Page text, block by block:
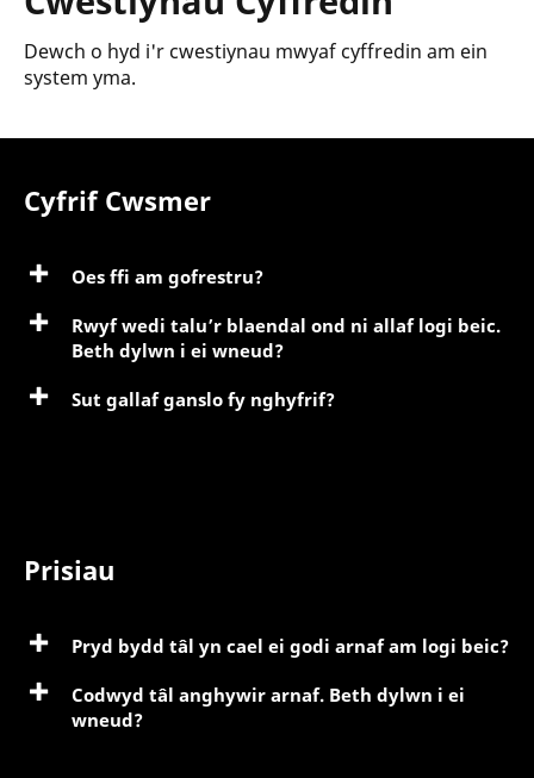
Dewch o hyd i'r cwestiynau mwyaf cyffredin am ein
system yma.
Cyfrif Cwsmer
Oes ffi am gofrestru?
Rwyf wedi talu’r blaendal ond ni allaf logi beic.
Beth dylwn i ei wneud?
Sut gallaf ganslo fy nghyfrif?
Prisiau
Pryd bydd tâl yn cael ei godi arnaf am logi beic?
Codwyd tâl anghywir arnaf. Beth dylwn i ei
wneud?